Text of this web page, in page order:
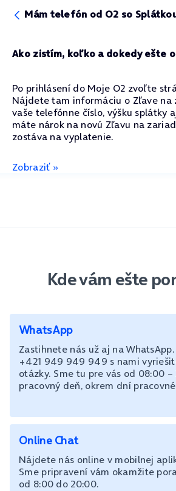
Mám telefón od O2 so
Ako zistím, koľko a dokedy ešte
Po prihlásení do Moje O2 zvoľte
Nájdete tam informáciu o Zľave na
vaše telefónne číslo, výšku splátky
máte nárok na novú Zľavu na
zostáva na vyplatenie.
Zobraziť »
Kde vám ešte
WhatsApp
Zastihnete nás už aj na
+421 949 949 949 s nami
otázky. Sme tu pre vás od 08:00
pracovný deň, okrem dní
Online Chat
Nájdete nás online v mobilnej
Sme pripravení vám okamžite
od 8:00 do 20:00.